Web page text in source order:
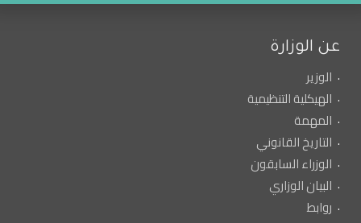
عن الوزارة
الوزير
الهيكلية التنظيمية
المهمة
التاريخ القانوني
الوزراء السابقون
البيان الوزاري
روابط